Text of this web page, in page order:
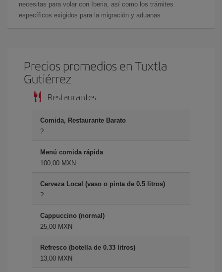
necesitas para volar con Iberia, así como los trámites
específicos exigidos para la migración y aduanas.
Precios promedios en Tuxtla
Gutiérrez
Restaurantes
Comida, Restaurante Barato
?
Menú comida rápida
100,00 MXN
Cerveza Local (vaso o pinta de 0.5 litros)
?
Cappuccino (normal)
25,00 MXN
Refresco (botella de 0.33 litros)
13,00 MXN